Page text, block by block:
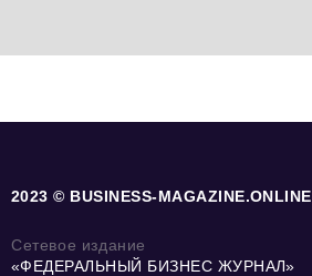
2023 © BUSINESS-MAGAZINE.ONLINE
Сетевое издание
«ФЕДЕРАЛЬНЫЙ БИЗНЕС ЖУРНАЛ»